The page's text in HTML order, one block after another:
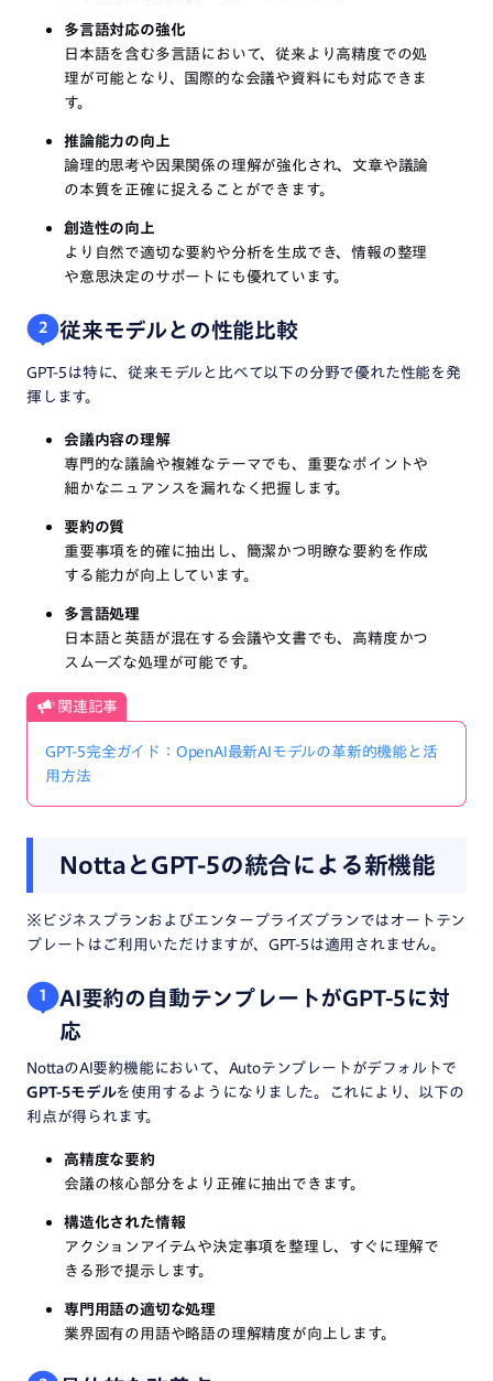
多言語対応の強化
日本語を含む多言語において、従来より高精度での処
理が可能となり、国際的な会議や資料にも対応できま
す。
推論能力の向上
論理的思考や因果関係の理解が強化され、文章や議論
の本質を正確に捉えることができます。
創造性の向上
より自然で適切な要約や分析を生成でき、情報の整理
や意思決定のサポートにも優れています。
2 従来モデルとの性能比較
GPT-5は特に、従来モデルと比べて以下の分野で優れた性能を発
揮します。
会議内容の理解
専門的な議論や複雑なテーマでも、重要なポイントや
細かなニュアンスを漏れなく把握します。
要約の質
重要事項を的確に抽出し、簡潔かつ明瞭な要約を作成
する能力が向上しています。
多言語処理
日本語と英語が混在する会議や文書でも、高精度かつ
スムーズな処理が可能です。
関連記事
GPT-5完全ガイド：OpenAI最新AIモデルの革新的機能と活
用方法
NottaとGPT-5の統合による新機能
※ビジネスプランおよびエンタープライズプランではオートテン
プレートはご利用いただけますが、GPT-5は適用されません。
1
AI要約の自動テンプレートがGPT-5に対
応
NottaのAI要約機能において、Autoテンプレートがデフォルトで
GPT-5モデルを使用するようになりました。これにより、以下の
利点が得られます。
高精度な要約
会議の核心部分をより正確に抽出できます。
構造化された情報
アクションアイテムや決定事項を整理し、すぐに理解で
きる形で提示します。
専門用語の適切な処理
業界固有の用語や略語の理解精度が向上します。